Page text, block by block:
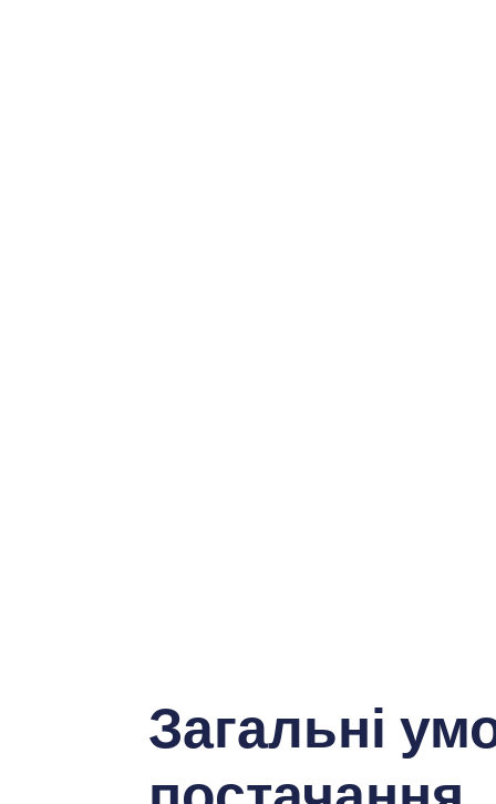
Загальні